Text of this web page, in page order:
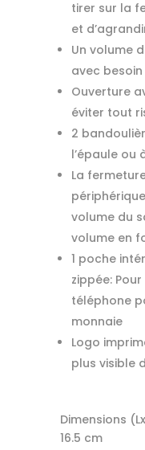
tirer sur la
et
Un volume
avec besoin
Ouverture
éviter tout
2
l’épaule ou
La
volume du
volume en
1 poche
zippée:
téléphone
monnaie
Logo
plus visible
Dimensions
16.5 cm